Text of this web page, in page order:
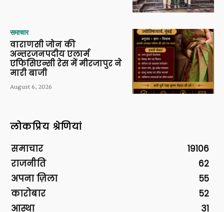
समाचार
वाराणसी जोन की
अन्तरजनपदीय एलार्म
एफिसिएन्सी रेस में मीरजापुर ने
मारी बाजी
August 6, 2026
लोकप्रिय श्रेणियां
समाचार
19106
राजनीति
62
अपना ज़िला
55
कारोबार
52
आस्था
31